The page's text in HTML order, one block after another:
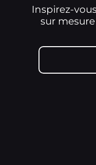
Inspirez-
sur